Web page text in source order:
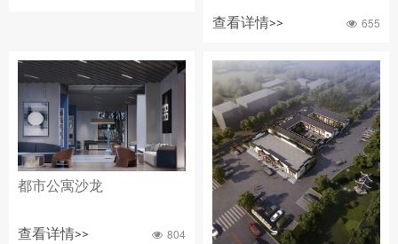
查看详情>> 655
都市公寓沙龙
查看详情>> 804